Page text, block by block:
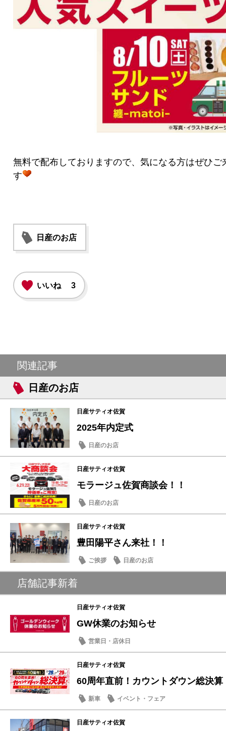
無料で配布しておりますので、気になる方はぜひ
す
日産のお店
いいね 3
関連記事
日産のお店
日産サティオ佐賀
2025年内定式
日産のお店
日産サティオ佐賀
モラージュ佐賀商談会！！
日産のお店
日産サティオ佐賀
豊田陽平さん来社！！
ご挨拶 日産のお店
店舗記事新着
日産サティオ佐賀
GW休業のお知らせ
営業日・店休日
日産サティオ佐賀
60周年直前！カウントダウン総決算
新車 イベント・フェア
日産サティオ佐賀